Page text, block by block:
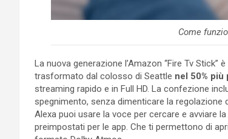
Come
La nuova generazione l’Amazon “Fire Tv
trasformato dal colosso di Seattle nel 50%
streaming rapido e in Full HD. La confezione
spegnimento, senza dimenticare la
Alexa puoi usare la voce per cercare e avviare
preimpostati per le app. Che ti permettono di